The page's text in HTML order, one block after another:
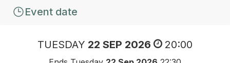
Event date
TUESDAY 22 SEP 2026 20:00